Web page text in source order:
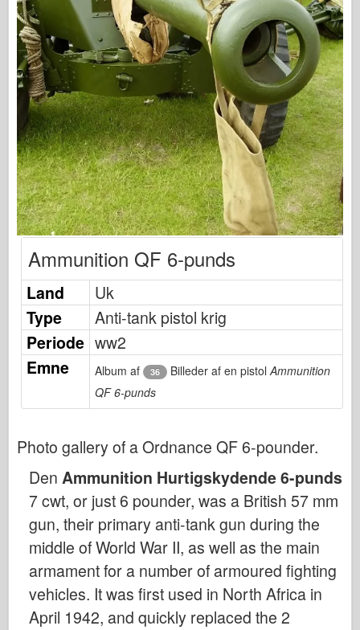
Fiskeørn Publishing
Eskadrille signal
Tankpower
Lastbiler og tanke
Waffen-Arsenal
Wydawnictwo Militaria
Maquettes
Academy
Es-modeller
AFV Klub
Airfix
Flyvevåbnet
AZ-model
Sort hund
Bronco
Cyber-Hobby
Dragon
Eduard
E.T. Model
Fine forme
Tapperhedskræfterne
Friulmodel
Hasegawa
Heller
Ammunition QF 6-punds
Land
Uk
Type
Anti-tank pistol krig
Periode ww2
Emne
Album af 36 Billeder af en pistolAmmunition
QF 6-punds
Photo gallery of a Ordnance QF 6-pounder.
Den Ammunition Hurtigskydende 6-punds
7 cwt, or just 6 pounder, was a British 57 mm
gun, their primary anti-tank gun during the
middle of World War II, as well as the main
armament for a number of armoured fighting
vehicles. It was first used in North Africa in
April 1942, and quickly replaced the 2